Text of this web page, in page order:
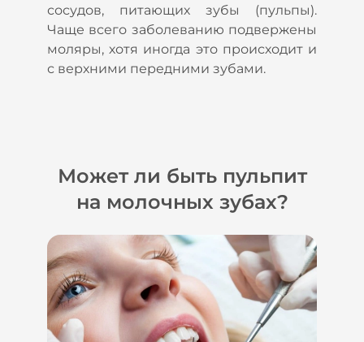
сосудов, питающих зубы (пульпы).
Чаще всего заболеванию подвержены
моляры, хотя иногда это происходит и
с верхними передними зубами.
Может ли быть пульпит
на молочных зубах?